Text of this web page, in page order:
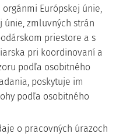
Európskej únie,
únie, zmluvných strán
priestore a s
pri koordinovaní a
podľa osobitného
poskytuje im
podľa osobitného
o pracovných úrazoch